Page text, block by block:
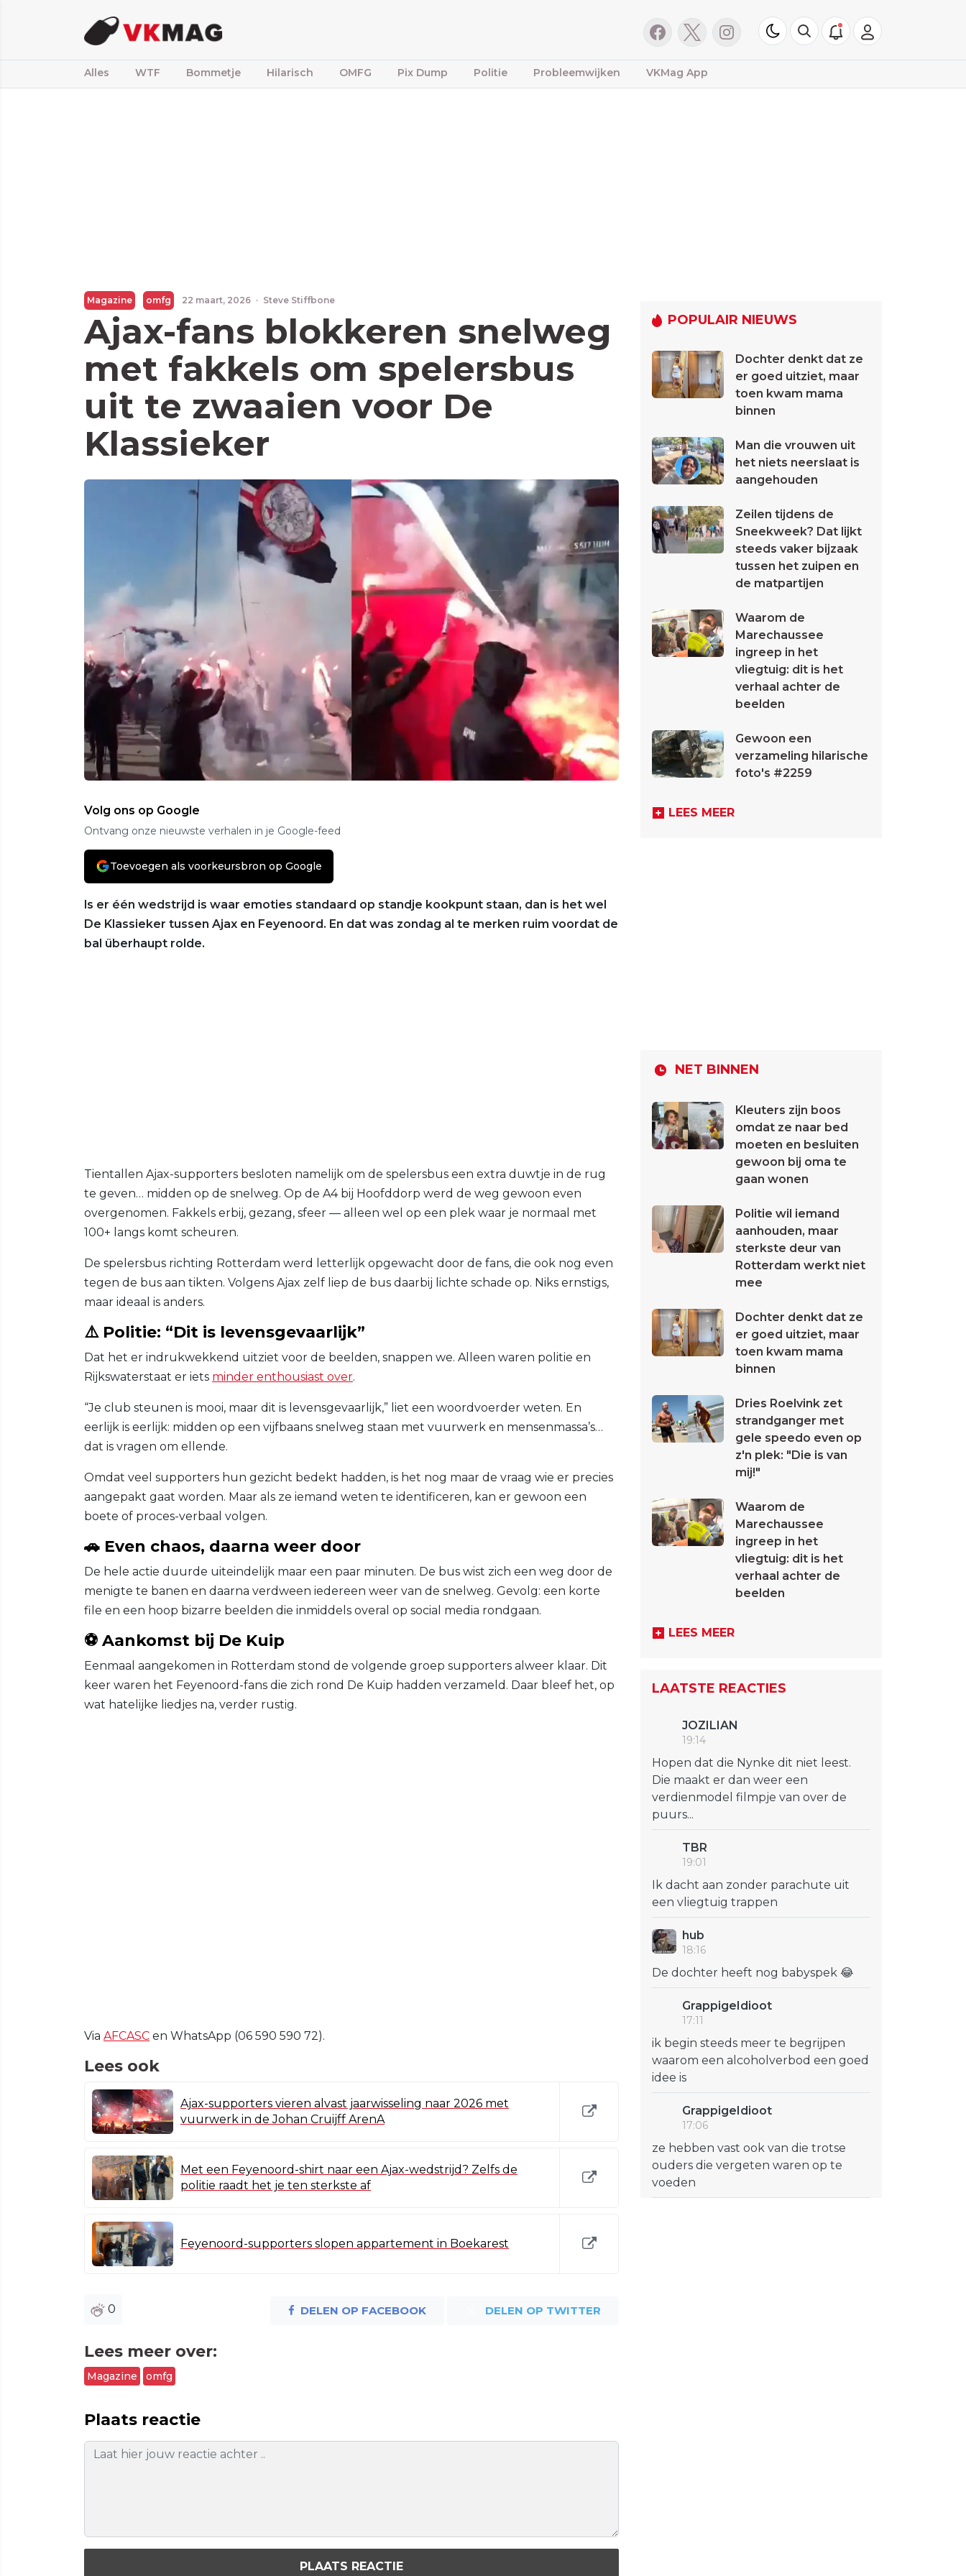
Alles WTF Bommetje Hilarisch OMFG Pix Dump Politie Probleemwijken VKMag App
Magazine omfg 22 maart, 2026 · Steve Stiffbone
Ajax-fans blokkeren snelweg
met fakkels om spelersbus
uit te zwaaien voor De
Klassieker
Volg ons op Google
Ontvang onze nieuwste verhalen in je Google-feed
Toevoegen als voorkeursbron op Google
ls er één wedstrijd is waar emoties standaard op standje kookpunt staan, dan is het wel
De Klassieker tussen Ajax en Feyenoord. En dat was zondag al te merken ruim voordat de
bal überhaupt rolde.
Tientallen Ajax-supporters besloten namelijk om de spelersbus een extra duwtje in de rug
te geven… midden op de snelweg. Op de A4 bij Hoofddorp werd de weg gewoon even
overgenomen. Fakkels erbij, gezang, sfeer — alleen wel op een plek waar je normaal met
100+ langs komt scheuren.
De spelersbus richting Rotterdam werd letterlijk opgewacht door de fans, die ook nog even
tegen de bus aan tikten. Volgens Ajax zelf liep de bus daarbij lichte schade op. Niks ernstigs,
maar ideaal is anders.
⚠️ Politie: “Dit is levensgevaarlijk”
Dat het er indrukwekkend uitziet voor de beelden, snappen we. Alleen waren politie en
Rijkswaterstaat er iets minder enthousiast over.
“Je club steunen is mooi, maar dit is levensgevaarlijk,” liet een woordvoerder weten. En
eerlijk is eerlijk: midden op een vijfbaans snelweg staan met vuurwerk en mensenmassa’s…
dat is vragen om ellende.
Omdat veel supporters hun gezicht bedekt hadden, is het nog maar de vraag wie er precies
aangepakt gaat worden. Maar als ze iemand weten te identificeren, kan er gewoon een
boete of proces-verbaal volgen.
🚗 Even chaos, daarna weer door
De hele actie duurde uiteindelijk maar een paar minuten. De bus wist zich een weg door de
menigte te banen en daarna verdween iedereen weer van de snelweg. Gevolg: een korte
file en een hoop bizarre beelden die inmiddels overal op social media rondgaan.
⚽ Aankomst bij De Kuip
Eenmaal aangekomen in Rotterdam stond de volgende groep supporters alweer klaar. Dit
keer waren het Feyenoord-fans die zich rond De Kuip hadden verzameld. Daar bleef het, op
wat hatelijke liedjes na, verder rustig.
Via AFCASC en WhatsApp (06 590 590 72).
Lees ook
Ajax-supporters vieren alvast jaarwisseling naar 2026 met
vuurwerk in de Johan Cruijff ArenA
Met een Feyenoord-shirt naar een Ajax-wedstrijd? Zelfs de
politie raadt het je ten sterkste af
Feyenoord-supporters slopen appartement in Boekarest
0 DELEN OP FACEBOOK DELEN OP TWITTER
Lees meer over:
Magazine omfg
Plaats reactie
PLAATS REACTIE
POPULAIR NIEUWS
Dochter denkt dat ze
er goed uitziet, maar
toen kwam mama
binnen
Man die vrouwen uit
het niets neerslaat is
aangehouden
Zeilen tijdens de
Sneekweek? Dat lijkt
steeds vaker bijzaak
tussen het zuipen en
de matpartijen
Waarom de
Marechaussee
ingreep in het
vliegtuig: dit is het
verhaal achter de
beelden
Gewoon een
verzameling hilarische
foto's #2259
LEES MEER
NET BINNEN
Kleuters zijn boos
omdat ze naar bed
moeten en besluiten
gewoon bij oma te
gaan wonen
Politie wil iemand
aanhouden, maar
sterkste deur van
Rotterdam werkt niet
mee
Dochter denkt dat ze
er goed uitziet, maar
toen kwam mama
binnen
Dries Roelvink zet
strandganger met
gele speedo even op
z'n plek: "Die is van
mij!"
Waarom de
Marechaussee
ingreep in het
vliegtuig: dit is het
verhaal achter de
beelden
LEES MEER
LAATSTE REACTIES
JOZILIAN
19:14
Hopen dat die Nynke dit niet leest.
Die maakt er dan weer een
verdienmodel filmpje van over de
puurs...
TBR
19:01
Ik dacht aan zonder parachute uit
een vliegtuig trappen
hub
18:16
De dochter heeft nog babyspek 😂
GrappigeIdioot
17:11
ik begin steeds meer te begrijpen
waarom een alcoholverbod een goed
idee is
GrappigeIdioot
17:06
ze hebben vast ook van die trotse
ouders die vergeten waren op te
voeden